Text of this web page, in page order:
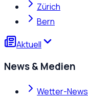
Zürich
Bern
Aktuell
News & Medien
Wetter-News